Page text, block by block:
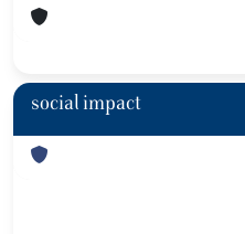
social impact